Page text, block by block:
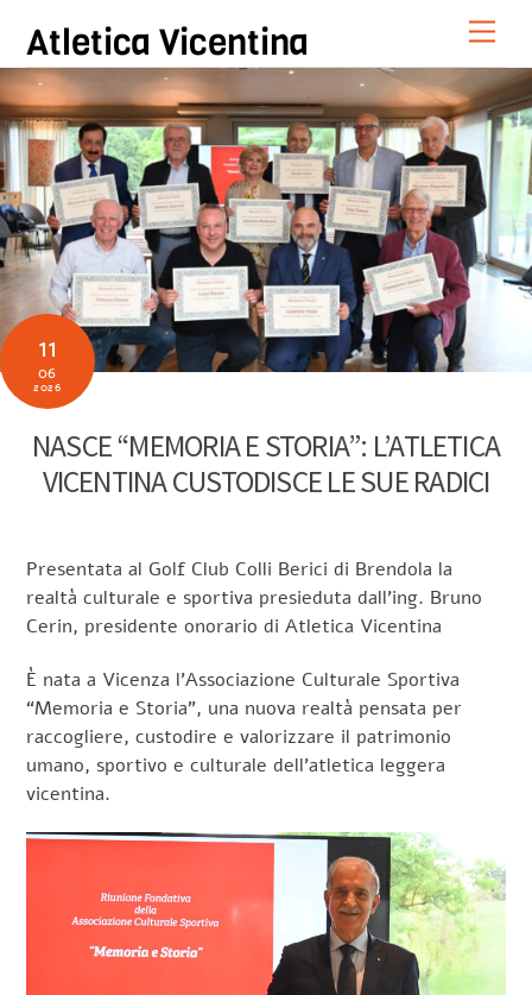
content
Atletica Vicentina
11
06
2026
NASCE “MEMORIA E STORIA”: L’ATLETICA
VICENTINA CUSTODISCE LE SUE RADICI
Presentata al Golf Club Colli Berici di Brendola la
realtà culturale e sportiva presieduta dall’ing. Bruno
Cerin, presidente onorario di Atletica Vicentina
È nata a Vicenza l’Associazione Culturale Sportiva
“Memoria e Storia”, una nuova realtà pensata per
raccogliere, custodire e valorizzare il patrimonio
umano, sportivo e culturale dell’atletica leggera
vicentina.